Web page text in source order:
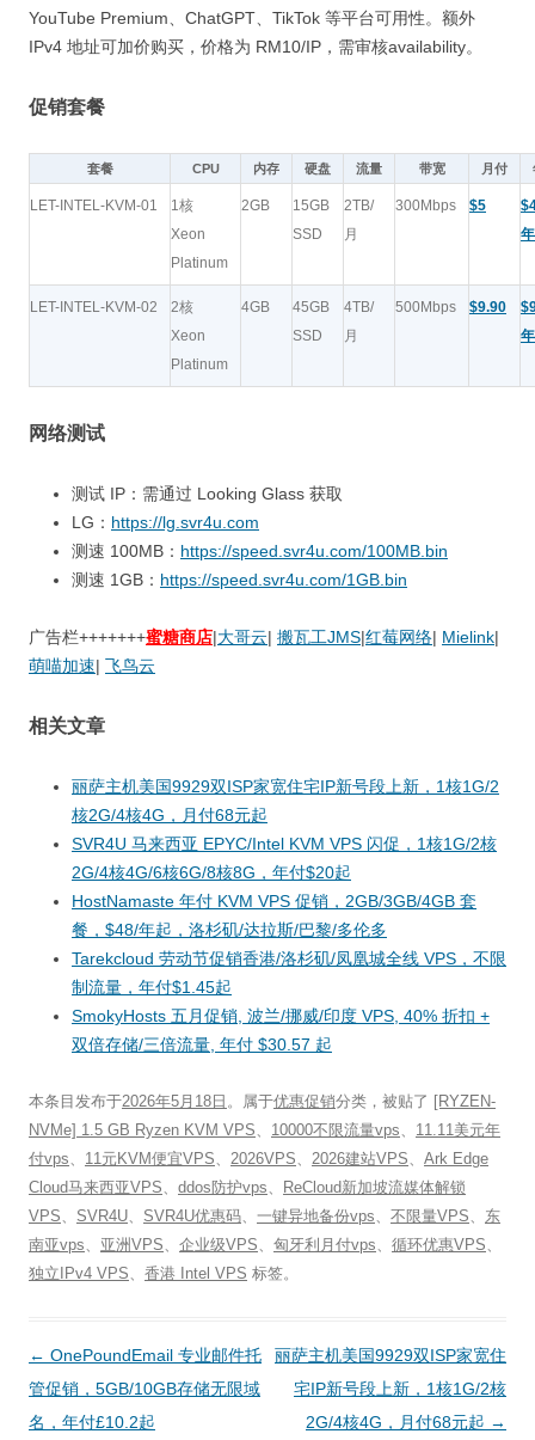
YouTube Premium、ChatGPT、TikTok 等平台可用性。额外
IPv4 地址可加价购买，价格为 RM10/IP，需审核availability。
促销套餐
套餐 CPU 内存 硬盘 流量 带宽 月付
LET-INTEL-KVM-01
1核
Xeon
Platinum
2GB
15GB
SSD
2TB/
月
300Mbps $5
年
LET-INTEL-KVM-02
2核
Xeon
Platinum
4GB
45GB
SSD
4TB/
月
500Mbps $9.90
年
网络测试
测试 IP：需通过 Looking Glass 获取
LG： https://lg.svr4u.com
测速 100MB： https://speed.svr4u.com/100MB.bin
测速 1GB： https://speed.svr4u.com/1GB.bin
广告栏+++++++蜜糖商店|大哥云| 搬瓦工JMS|红莓网络| Mielink|
萌喵加速| 飞鸟云
相关文章
丽萨主机美国9929双ISP家宽住宅IP新号段上新，1核1G/2
核2G/4核4G，月付68元起
SVR4U 马来西亚 EPYC/Intel KVM VPS 闪促，1核1G/2核
2G/4核4G/6核6G/8核8G，年付$20起
HostNamaste 年付 KVM VPS 促销，2GB/3GB/4GB 套
餐，$48/年起，洛杉矶/达拉斯/巴黎/多伦多
Tarekcloud 劳动节促销香港/洛杉矶/凤凰城全线 VPS，不限
制流量，年付$1.45起
SmokyHosts 五月促销, 波兰/挪威/印度 VPS, 40% 折扣 +
双倍存储/三倍流量, 年付 $30.57 起
本条目发布于2026年5月18日 。属于优惠促销分类，被贴了 [RYZEN-
NVMe] 1.5 GB Ryzen KVM VPS
10000不限流量vps
11.11美元年
付vps
11元KVM便宜VPS 2026VPS 2026建站VPS
Ark Edge
Cloud马来西亚VPS
ddos防护vps
ReCloud新加坡流媒体解锁
VPS
SVR4U SVR4U优惠码 一键异地备份vps 不限量VPS
东
南亚vps
亚洲VPS 企业级VPS 匈牙利月付vps 循环优惠VPS
独立IPv4 VPS
香港 Intel VPS 标签。
文
章
导
← OnePoundEmail 专业邮件托
管促销，5GB/10GB存储无限域
名，年付£10.2起
丽萨主机美国9929双ISP家宽住
宅IP新号段上新，1核1G/2核
2G/4核4G，月付68元起 →